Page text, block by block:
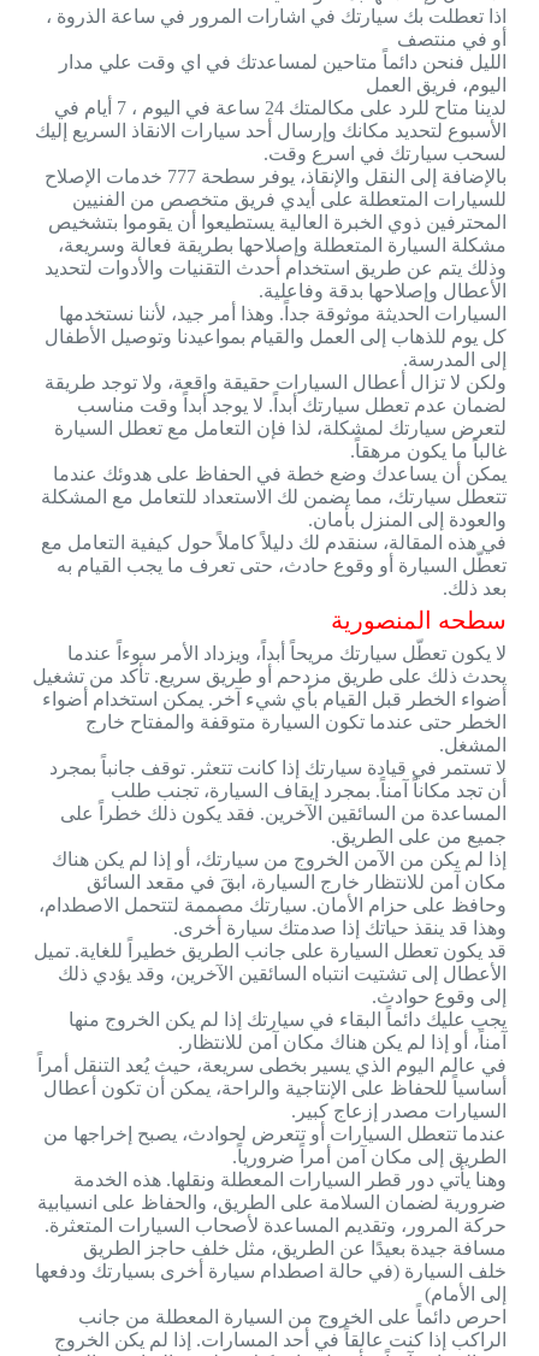
اذا تعطلت بك سيارتك في اشارات المرور في ساعة الذروة ،
أو في منتصف
الليل فنحن دائماً متاحين لمساعدتك في اي وقت علي مدار
اليوم، فريق العمل
لدينا متاح للرد على مكالمتك 24 ساعة في اليوم ، 7 أيام في
الأسبوع لتحديد مكانك وإرسال أحد سيارات الانقاذ السريع إليك
لسحب سيارتك في اسرع وقت.
بالإضافة إلى النقل والإنقاذ، يوفر سطحة 777 خدمات الإصلاح
للسيارات المتعطلة على أيدي فريق متخصص من الفنيين
المحترفين ذوي الخبرة العالية يستطيعوا أن يقوموا بتشخيص
مشكلة السيارة المتعطلة وإصلاحها بطريقة فعالة وسريعة،
وذلك يتم عن طريق استخدام أحدث التقنيات والأدوات لتحديد
الأعطال وإصلاحها بدقة وفاعلية.
السيارات الحديثة موثوقة جداً. وهذا أمر جيد، لأننا نستخدمها
كل يوم للذهاب إلى العمل والقيام بمواعيدنا وتوصيل الأطفال
إلى المدرسة.
ولكن لا تزال أعطال السيارات حقيقة واقعة، ولا توجد طريقة
لضمان عدم تعطل سيارتك أبداً. لا يوجد أبداً وقت مناسب
لتعرض سيارتك لمشكلة، لذا فإن التعامل مع تعطل السيارة
غالباً ما يكون مرهقاً.
يمكن أن يساعدك وضع خطة في الحفاظ على هدوئك عندما
تتعطل سيارتك، مما يضمن لك الاستعداد للتعامل مع المشكلة
والعودة إلى المنزل بأمان.
في هذه المقالة، سنقدم لك دليلاً كاملاً حول كيفية التعامل مع
تعطّل السيارة أو وقوع حادث، حتى تعرف ما يجب القيام به
بعد ذلك.
سطحه المنصورية
لا يكون تعطّل سيارتك مريحاً أبداً، ويزداد الأمر سوءاً عندما
يحدث ذلك على طريق مزدحم أو طريق سريع. تأكد من تشغيل
أضواء الخطر قبل القيام بأي شيء آخر. يمكن استخدام أضواء
الخطر حتى عندما تكون السيارة متوقفة والمفتاح خارج
المشغل.
لا تستمر في قيادة سيارتك إذا كانت تتعثر. توقف جانباً بمجرد
أن تجد مكاناً آمناً. بمجرد إيقاف السيارة، تجنب طلب
المساعدة من السائقين الآخرين. فقد يكون ذلك خطراً على
جميع من على الطريق.
إذا لم يكن من الآمن الخروج من سيارتك، أو إذا لم يكن هناك
مكان آمن للانتظار خارج السيارة، ابقَ في مقعد السائق
وحافظ على حزام الأمان. سيارتك مصممة لتتحمل الاصطدام،
وهذا قد ينقذ حياتك إذا صدمتك سيارة أخرى.
قد يكون تعطل السيارة على جانب الطريق خطيراً للغاية. تميل
الأعطال إلى تشتيت انتباه السائقين الآخرين، وقد يؤدي ذلك
إلى وقوع حوادث.
يجب عليك دائماً البقاء في سيارتك إذا لم يكن الخروج منها
آمناً، أو إذا لم يكن هناك مكان آمن للانتظار.
في عالم اليوم الذي يسير بخطى سريعة، حيث يُعد التنقل أمراً
أساسياً للحفاظ على الإنتاجية والراحة، يمكن أن تكون أعطال
السيارات مصدر إزعاج كبير.
عندما تتعطل السيارات أو تتعرض لحوادث، يصبح إخراجها من
الطريق إلى مكان آمن أمراً ضرورياً.
وهنا يأتي دور قطر السيارات المعطلة ونقلها. هذه الخدمة
ضرورية لضمان السلامة على الطريق، والحفاظ على انسيابية
حركة المرور، وتقديم المساعدة لأصحاب السيارات المتعثرة.
مسافة جيدة بعيدًا عن الطريق، مثل خلف حاجز الطريق
خلف السيارة (في حالة اصطدام سيارة أخرى بسيارتك ودفعها
إلى الأمام)
احرص دائماً على الخروج من السيارة المعطلة من جانب
الراكب إذا كنت عالقاً في أحد المسارات. إذا لم يكن الخروج